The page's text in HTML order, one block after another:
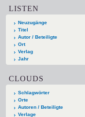
LISTEN
Neuzugänge
Titel
Autor / Beteiligte
Ort
Verlag
Jahr
CLOUDS
Schlagwörter
Orte
Autoren / Beteiligte
Verlage